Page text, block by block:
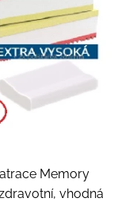
Memory
vhodná